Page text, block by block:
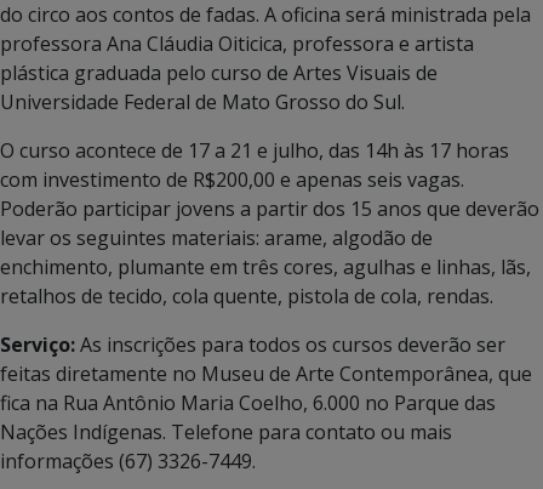
do circo aos contos de fadas. A oficina será ministrada pela
professora Ana Cláudia Oiticica, professora e artista
plástica graduada pelo curso de Artes Visuais de
Universidade Federal de Mato Grosso do Sul.
O curso acontece de 17 a 21 e julho, das 14h às 17 horas
com investimento de R$200,00 e apenas seis vagas.
Poderão participar jovens a partir dos 15 anos que deverão
levar os seguintes materiais: arame, algodão de
enchimento, plumante em três cores, agulhas e linhas, lãs,
retalhos de tecido, cola quente, pistola de cola, rendas.
Serviço:As inscrições para todos os cursos deverão ser
feitas diretamente no Museu de Arte Contemporânea, que
fica na Rua Antônio Maria Coelho, 6.000 no Parque das
Nações Indígenas. Telefone para contato ou mais
informações (67) 3326-7449.